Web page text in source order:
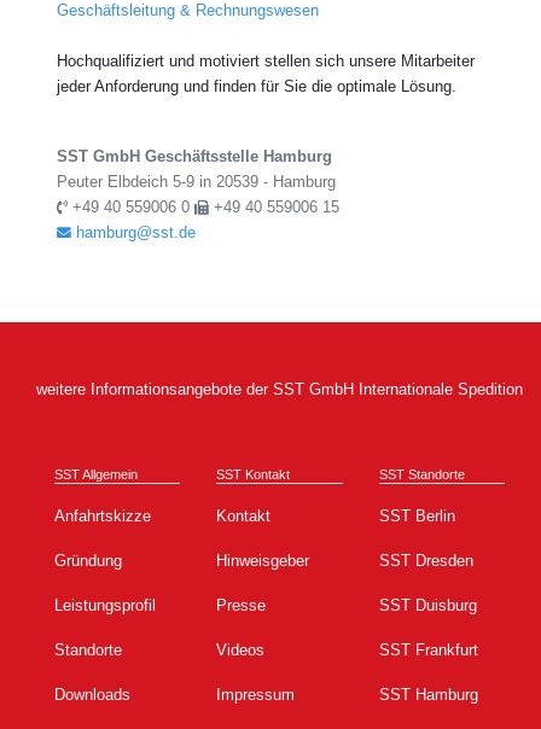
Geschäftsleitung & Rechnungswesen
Hochqualifiziert und motiviert stellen sich unsere Mitarbeiter
jeder Anforderung und finden für Sie die optimale Lösung.
SST GmbH Geschäftsstelle Hamburg
Peuter Elbdeich 5-9 in 20539 - Hamburg
+49 40 559006 0
+49 40 559006 15
hamburg@sst.de
weitere Informationsangebote der SST GmbH Internationale Spedition
SST Allgemein
Anfahrtskizze
Gründung
Leistungsprofil
Standorte
Downloads
SST Kontakt
Kontakt
Hinweisgeber
Presse
Videos
Impressum
SST Standorte
SST Berlin
SST Dresden
SST Duisburg
SST Frankfurt
SST Hamburg